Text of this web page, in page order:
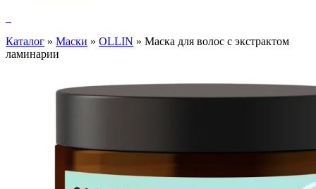
Каталог » Маски » OLLIN » Маска для волос с экстрактом
ламинарии